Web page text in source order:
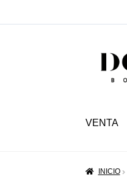
SALTAR
VENTA
INICIO